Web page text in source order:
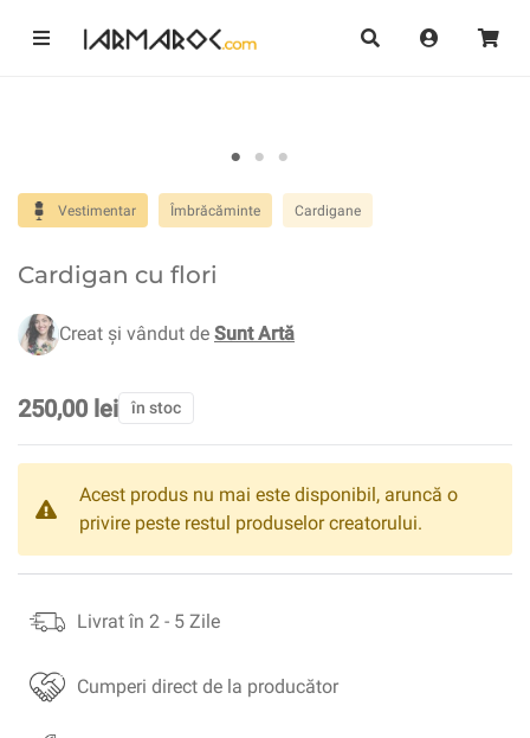
Vestimentar Îmbrăcăminte Cardigane
Cardigan cu flori
Creat și vândut de Sunt Artă
250,00 lei în stoc
Acest produs nu mai este disponibil, aruncă o
privire peste restul produselor creatorului.
Livrat în 2 - 5 Zile
Cumperi direct de la producător